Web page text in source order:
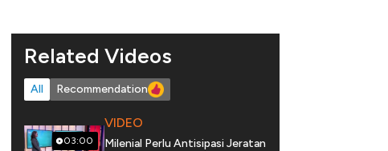
Related Videos
All Recommendation
03:00
VIDEO
Milenial Perlu Antisipasi Jeratan